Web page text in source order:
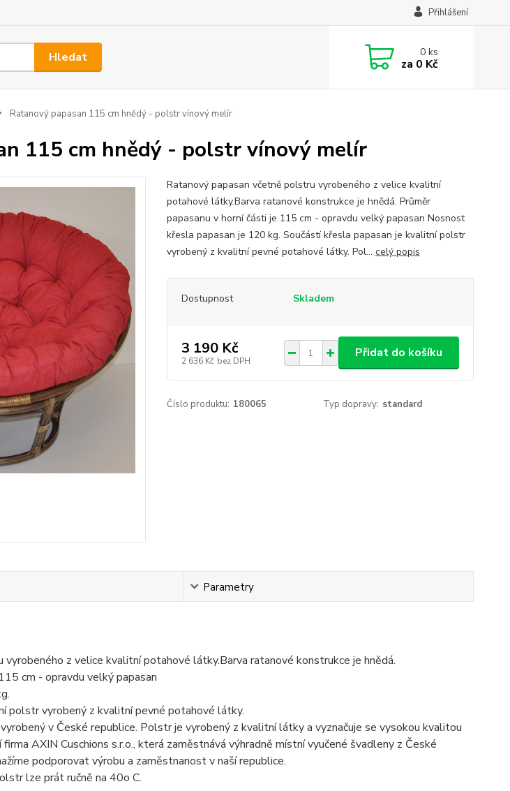
Přihlášení
Hledat 0ks
za 0 Kč
Ratanový papasan 115 cm hnědý - polstr vínový melír
115 cm hnědý - polstr vínový melír
Ratanový papasan včetně polstru vyrobeného z velice kvalitní
potahové látky.Barva ratanové konstrukce je hnědá. Průměr
papasanu v horní části je 115 cm - opravdu velký papasan Nosnost
křesla papasan je 120 kg. Součástí křesla papasan je kvalitní polstr
vyrobený z kvalitní pevné potahové látky. Pol... celý popis
Dostupnost Skladem
3 190 Kč
2 636 Kč bez DPH
Přidat do košíku
Číslo produktu: 180065 Typ dopravy: standard
Parametry
z velice kvalitní potahové látky.Barva ratanové konstrukce je hnědá.
cm - opravdu velký papasan
polstr vyrobený z kvalitní pevné potahové látky.
v České republice. Polstr je vyrobený z kvalitní látky a vyznačuje se vysokou kvalitou
AXIN Cuschions s.r.o., která zaměstnává výhradně místní vyučené švadleny z České
podporovat výrobu a zaměstnanost v naší republice.
lze prát ručně na 40o C.